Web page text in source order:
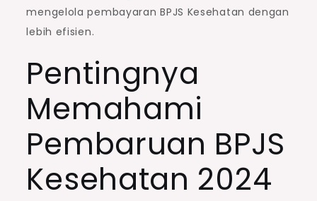
mengelola pembayaran BPJS Kesehatan dengan
lebih efisien.
Pentingnya
Memahami
Pembaruan BPJS
Kesehatan 2024